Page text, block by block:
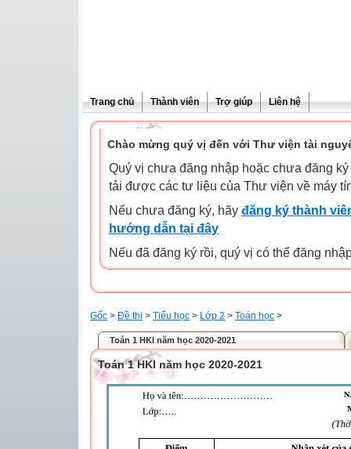
Trang chủ Thành viên Trợ giúp Liên hệ
Chào mừng quý vị đến với Thư viện tài
Quý vị chưa đăng nhập hoặc chưa đăng
tải được các tư liệu của Thư viện về máy
Nếu chưa đăng ký, hãy đăng ký thành
hướng dẫn tại đây
Nếu đã đăng ký rồi, quý vị có thể đăng
Gốc > Đề thi > Tiểu học > Lớp 2 > Toán học >
Toán 1 HKI năm học 2020-2021
Toán 1 HKI năm học 2020-2021